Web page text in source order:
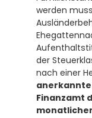
werden
der
nach einer
Finanzamt